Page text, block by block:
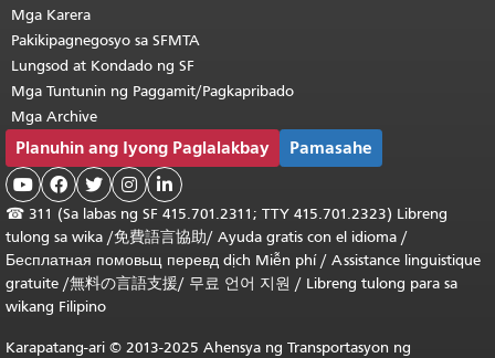
Mga Karera
Pakikipagnegosyo sa SFMTA
Lungsod at Kondado ng SF
Mga Tuntunin ng Paggamit/Pagkapribado
Mga Archive
Planuhin ang Iyong Paglalakbay Pamasahe
    
☎ 311 (Sa labas ng SF 415.701.2311; TTY 415.701.2323) Libreng
tulong sa wika /免費語言協助/ Ayuda gratis con el idioma /
Бесплатная помовьщ перевд dịch Miễn phí/ Assistance linguistique
gratuite /無料の言語支援/ 무료 언어 지원 / Libreng tulong para sa
wikang Filipino
Karapatang-ari © 2013-2025 Ahensya ng Transportasyon ng